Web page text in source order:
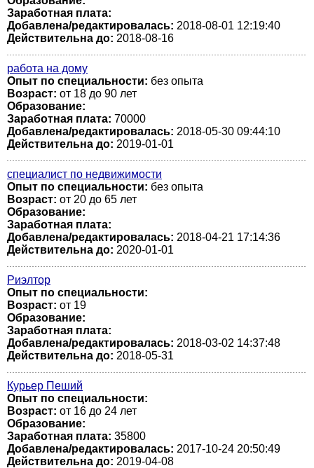
Заработная плата:
Добавлена/редактировалась: 2018-08-01 12:19:40
Действительна до: 2018-08-16
работа на дому
Опыт по специальности: без опыта
Возраст: от 18 до 90 лет
Образование:
Заработная плата: 70000
Добавлена/редактировалась: 2018-05-30 09:44:10
Действительна до: 2019-01-01
специалист по недвижимости
Опыт по специальности: без опыта
Возраст: от 20 до 65 лет
Образование:
Заработная плата:
Добавлена/редактировалась: 2018-04-21 17:14:36
Действительна до: 2020-01-01
Риэлтор
Опыт по специальности:
Возраст: от 19
Образование:
Заработная плата:
Добавлена/редактировалась: 2018-03-02 14:37:48
Действительна до: 2018-05-31
Курьер Пеший
Опыт по специальности:
Возраст: от 16 до 24 лет
Образование:
Заработная плата: 35800
Добавлена/редактировалась: 2017-10-24 20:50:49
Действительна до: 2019-04-08